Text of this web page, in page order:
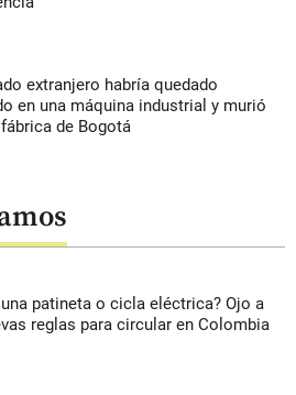
extranjero habría quedado
en una máquina industrial y murió
de Bogotá
patineta o cicla eléctrica? Ojo a
reglas para circular en Colombia